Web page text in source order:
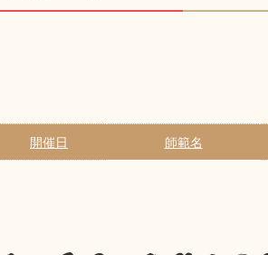
開催日 師範名